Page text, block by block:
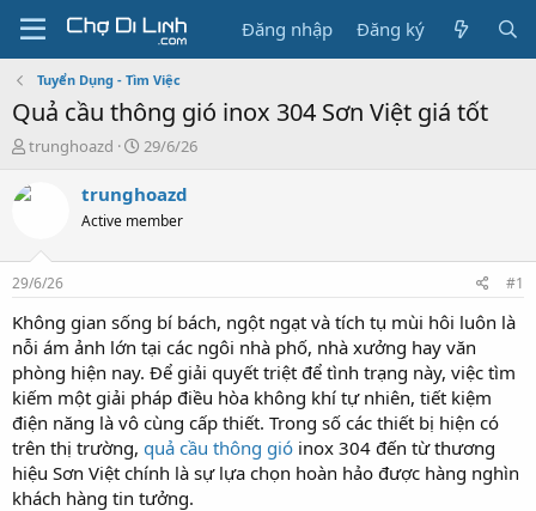
Đăng nhập Đăng ký
Tuyển Dụng - Tìm Việc
Quả cầu thông gió inox 304 Sơn Việt giá tốt
T
r
s
t
a
r
t
e
r
trunghoazd
N
à
g
29/6/26
trunghoazd
Active member
29/6/26 #1
Không gian sống bí bách, ngột ngạt và tích tụ mùi hôi luôn là
nỗi ám ảnh lớn tại các ngôi nhà phố, nhà xưởng hay văn
phòng hiện nay. Để giải quyết triệt để tình trạng này, việc tìm
kiếm một giải pháp điều hòa không khí tự nhiên, tiết kiệm
điện năng là vô cùng cấp thiết. Trong số các thiết bị hiện có
trên thị trường, quả cầu thông gió inox 304 đến từ thương
hiệu Sơn Việt chính là sự lựa chọn hoàn hảo được hàng nghìn
khách hàng tin tưởng.